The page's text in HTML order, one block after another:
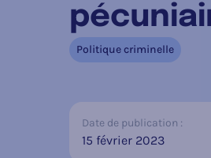
Politique criminelle
Date de publication :
15 février 2023